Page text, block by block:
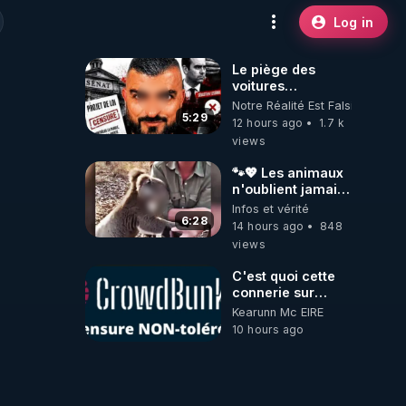
Log in
5:29
Le piège des
voitures
électriques se
referme sur les
usagers !
Notre Réalité Est Falsifiée Et
12 hours ago
1.7 k
views
6:28
🐾💖 Les animaux
n'oublient jamais
ceux qu'ils
aiment… 🥹❤️
Infos et vérité
14 hours ago
848
views
C'est quoi cette
connerie sur
CrowdBunker
???? Si on ne
peut plus publier,
Kearunn Mc EIRE
10 hours ago